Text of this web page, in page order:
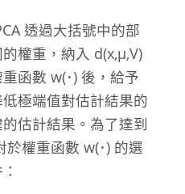
透過大括號中的部
權重，納入 d(x,μ,V)
函數 w(･) 後，給予
極端值對估計結果的
估計結果。為了達到
於權重函數 w(･) 的選